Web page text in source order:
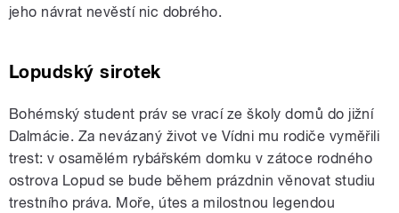
jeho návrat nevěstí nic dobrého.
Lopudský sirotek
Bohémský student práv se vrací ze školy domů do jižní
Dalmácie. Za nevázaný život ve Vídni mu rodiče vyměřili
trest: v osamělém rybářském domku v zátoce rodného
ostrova Lopud se bude během prázdnin věnovat studiu
trestního práva. Moře, útes a milostnou legendou